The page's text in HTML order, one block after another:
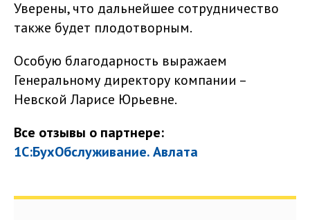
Уверены, что дальнейшее сотрудничество
также будет плодотворным.
Особую благодарность выражаем
Генеральному директору компании –
Невской Ларисе Юрьевне.
Все отзывы о партнере:
1С:БухОбслуживание. Авлата